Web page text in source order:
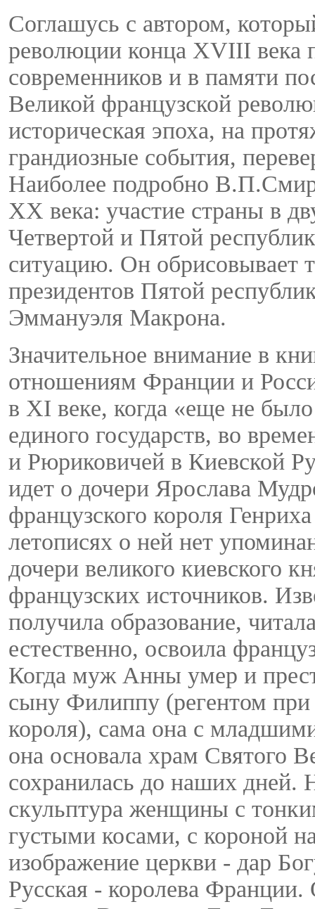
Соглашусь с автором,
революции конца XVIII века
современников и в памяти
Великой французской
историческая эпоха, на
грандиозные события,
Наиболее подробно
ХХ века: участие страны в
Четвертой и Пятой
ситуацию. Он обрисовывает
президентов Пятой
Эммануэля Макрона.
Значительное внимание в
отношениям Франции и
в XI веке, когда «еще не
единого государств, во
и Рюриковичей в Киевской
идет о дочери Ярослава
французского короля
летописях о ней нет
дочери великого киевского
французских источников.
получила образование,
естественно, освоила
Когда муж Анны умер и
сыну Филиппу (регентом при
короля), сама она с
она основала храм Святого
сохранилась до наших дней.
скульптура женщины с
густыми косами, с короной
изображение церкви - дар
Русская - королева